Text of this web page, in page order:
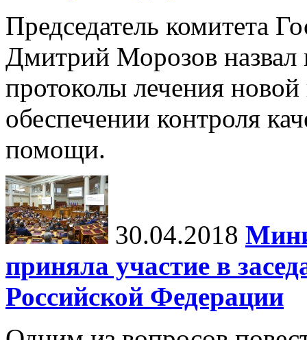
Председатель комитета
Дмитрий Морозов назвал
протоколы лечения новой
обеспечении контроля
помощи.
30.04.2018
приняла участие в
Российской Федерации